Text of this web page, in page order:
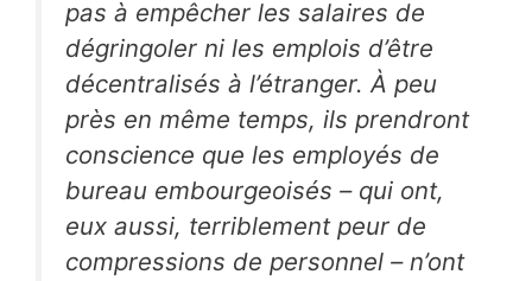
pas à empêcher les salaires de
dégringoler ni les emplois d’être
décentralisés à l’étranger. À peu
près en même temps, ils prendront
conscience que les employés de
bureau embourgeoisés – qui ont,
eux aussi, terriblement peur de
compressions de personnel – n’ont